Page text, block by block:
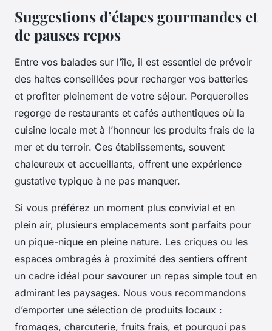
Suggestions d’étapes gourmandes et
de pauses repos
Entre vos balades sur l’île, il est essentiel de prévoir
des haltes conseillées pour recharger vos batteries
et profiter pleinement de votre séjour. Porquerolles
regorge de restaurants et cafés authentiques où la
cuisine locale met à l’honneur les produits frais de la
mer et du terroir. Ces établissements, souvent
chaleureux et accueillants, offrent une expérience
gustative typique à ne pas manquer.
Si vous préférez un moment plus convivial et en
plein air, plusieurs emplacements sont parfaits pour
un pique-nique en pleine nature. Les criques ou les
espaces ombragés à proximité des sentiers offrent
un cadre idéal pour savourer un repas simple tout en
admirant les paysages. Nous vous recommandons
d’emporter une sélection de produits locaux :
fromages, charcuterie, fruits frais, et pourquoi pas